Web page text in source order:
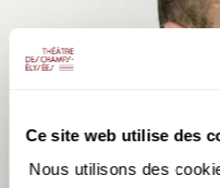
Ce site web utilise des
Nous utilisons des
AUDIO